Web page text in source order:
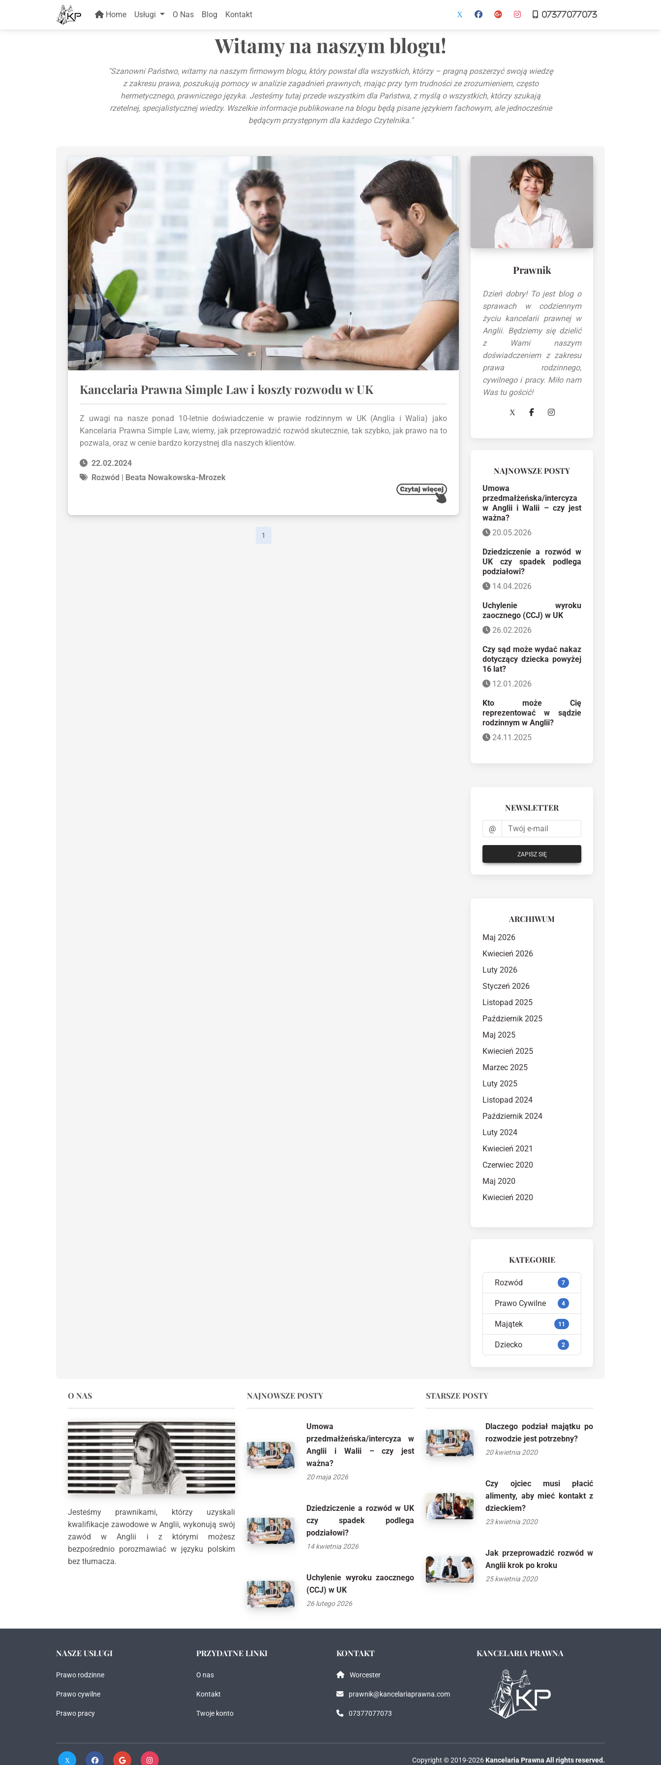
Home Usługi O Nas Blog Kontakt 07377077073
Witamy na naszym blogu!
"Szanowni Państwo, witamy na naszym firmowym blogu, który powstał dla wszystkich, którzy – pragną poszerzyć swoją wiedzę
z zakresu prawa, poszukują pomocy w analizie zagadnień prawnych, mając przy tym trudności ze zrozumieniem, często
hermetycznego, prawniczego języka. Jesteśmy tutaj przede wszystkim dla Państwa, z myślą o wszystkich, którzy szukają
rzetelnej, specjalistycznej wiedzy. Wszelkie informacje publikowane na blogu będą pisane językiem fachowym, ale jednocześnie
będącym przystępnym dla każdego Czytelnika."
Kancelaria Prawna Simple Law i koszty rozwodu w UK
Z uwagi na nasze ponad 10-letnie doświadczenie w prawie rodzinnym w UK (Anglia i Walia) jako
Kancelaria Prawna Simple Law, wiemy, jak przeprowadzić rozwód skutecznie, tak szybko, jak prawo na to
pozwala, oraz w cenie bardzo korzystnej dla naszych klientów.
22.02.2024
Rozwód | Beata Nowakowska-Mrozek
1
Prawnik
Dzień dobry! To jest blog o
sprawach w codziennym
życiu kancelarii prawnej w
Anglii. Będziemy się dzielić
z Wami naszym
doświadczeniem z zakresu
prawa rodzinnego,
cywilnego i pracy. Miło nam
Was tu gościć!
NAJNOWSZE POSTY
Umowa
przedmałżeńska/intercyza
w Anglii i Walii – czy jest
ważna?
20.05.2026
Dziedziczenie a rozwód w
UK czy spadek podlega
podziałowi?
14.04.2026
Uchylenie wyroku
zaocznego (CCJ) w UK
26.02.2026
Czy sąd może wydać nakaz
dotyczący dziecka powyżej
16 lat?
12.01.2026
Kto może Cię
reprezentować w sądzie
rodzinnym w Anglii?
24.11.2025
NEWSLETTER
@
ZAPISZ SIĘ
ARCHIWUM
Maj 2026
Kwiecień 2026
Luty 2026
Styczeń 2026
Listopad 2025
Październik 2025
Maj 2025
Kwiecień 2025
Marzec 2025
Luty 2025
Listopad 2024
Październik 2024
Luty 2024
Kwiecień 2021
Czerwiec 2020
Maj 2020
Kwiecień 2020
KATEGORIE
Rozwód 7
Prawo Cywilne 4
Majątek 11
Dziecko 2
O NAS
Jesteśmy prawnikami, którzy uzyskali
kwalifikacje zawodowe w Anglii, wykonują swój
zawód w Anglii i z którymi możesz
bezpośrednio porozmawiać w języku polskim
bez tłumacza.
NAJNOWSZE POSTY
Umowa
przedmałżeńska/intercyza w
Anglii i Walii – czy jest
ważna?
20 maja 2026
Dziedziczenie a rozwód w UK
czy spadek podlega
podziałowi?
14 kwietnia 2026
Uchylenie wyroku zaocznego
(CCJ) w UK
26 lutego 2026
STARSZE POSTY
Dlaczego podział majątku po
rozwodzie jest potrzebny?
20 kwietnia 2020
Czy ojciec musi płacić
alimenty, aby mieć kontakt z
dzieckiem?
23 kwietnia 2020
Jak przeprowadzić rozwód w
Anglii krok po kroku
25 kwietnia 2020
NASZE USŁUGI
Prawo rodzinne
Prawo cywilne
Prawo pracy
PRZYDATNE LINKI
O nas
Kontakt
Twoje konto
KONTAKT
Worcester
prawnik@kancelariaprawna.com
07377077073
KANCELARIA PRAWNA
Copyright © 2019-2026 Kancelaria Prawna All rights reserved.